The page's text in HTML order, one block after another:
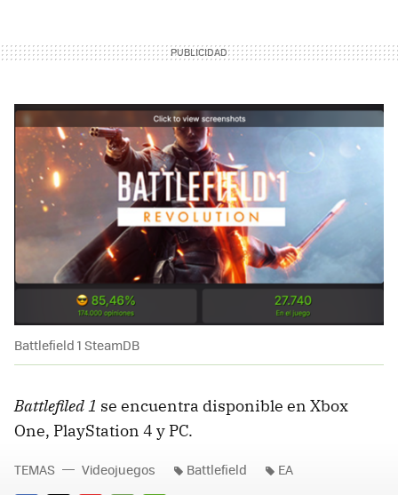
Battlefield 1 SteamDB
Battlefiled 1 se encuentra disponible en Xbox
One, PlayStation 4 y PC.
TEMAS Videojuegos Battlefield EA